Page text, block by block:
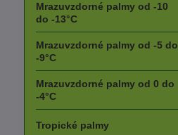
Mrazuvzdorné palmy od -10
do -13°C
Mrazuvzdorné palmy od -5 do
-9°C
Mrazuvzdorné palmy od 0 do
-4°C
Tropické palmy